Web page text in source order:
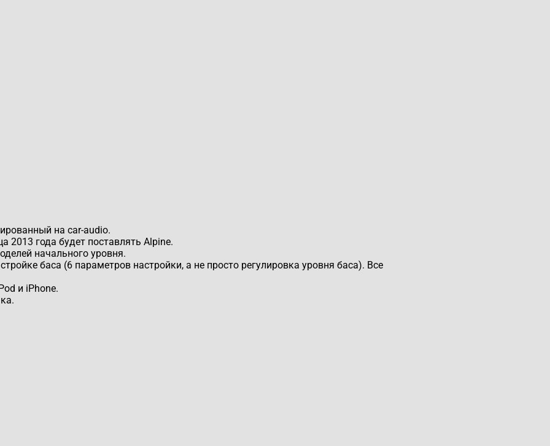
на car-audio.
2013 года будет поставлять Alpine.
начального уровня.
баса (6 параметров настройки, а не просто регулировка уровня баса). Все
и iPhone.